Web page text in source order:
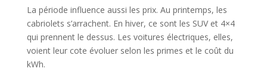
La période influence aussi les prix. Au printemps, les
cabriolets s’arrachent. En hiver, ce sont les SUV et 4×4
qui prennent le dessus. Les voitures électriques, elles,
voient leur cote évoluer selon les primes et le coût du
kWh.